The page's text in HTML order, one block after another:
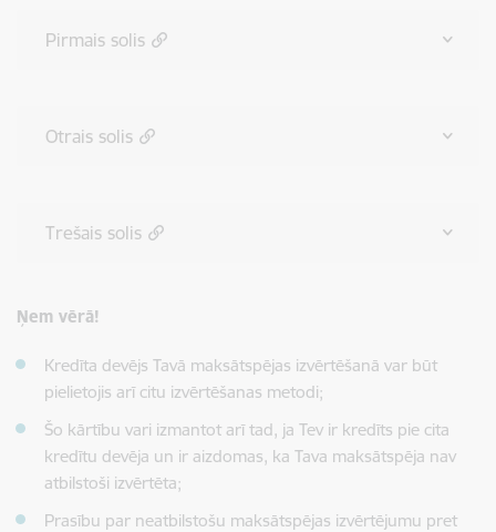
Pirmais solis
Otrais solis
Trešais solis
Ņem vērā!
Kredīta devējs Tavā maksātspējas izvērtēšanā var būt
pielietojis arī citu izvērtēšanas metodi;
Šo kārtību vari izmantot arī tad, ja Tev ir kredīts pie cita
kredītu devēja un ir aizdomas, ka Tava maksātspēja nav
atbilstoši izvērtēta;
Prasību par neatbilstošu maksātspējas izvērtējumu pret